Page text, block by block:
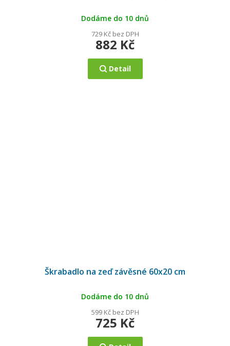
Dodáme do 10 dnů
729 Kč bez DPH
882 Kč
Detail
Škrabadlo na zeď závěsné 60x20 cm
Dodáme do 10 dnů
599 Kč bez DPH
725 Kč